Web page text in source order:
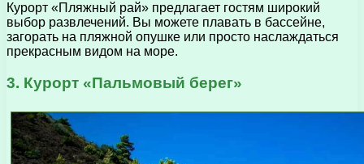
Курорт «Пляжный рай» предлагает гостям широкий
выбор развлечений. Вы можете плавать в бассейне,
загорать на пляжной опушке или просто наслаждаться
прекрасным видом на море.
3. Курорт «Пальмовый берег»